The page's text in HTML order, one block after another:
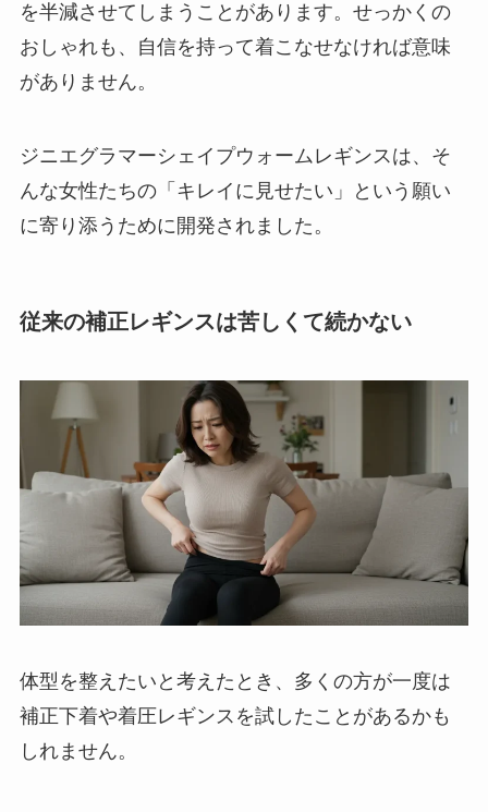
を半減させてしまうことがあります。せっかくの
おしゃれも、自信を持って着こなせなければ意味
がありません。
ジニエグラマーシェイプウォームレギンスは、そ
んな女性たちの「キレイに見せたい」という願い
に寄り添うために開発されました。
従来の補正レギンスは苦しくて続かない
体型を整えたいと考えたとき、多くの方が一度は
補正下着や着圧レギンスを試したことがあるかも
しれません。